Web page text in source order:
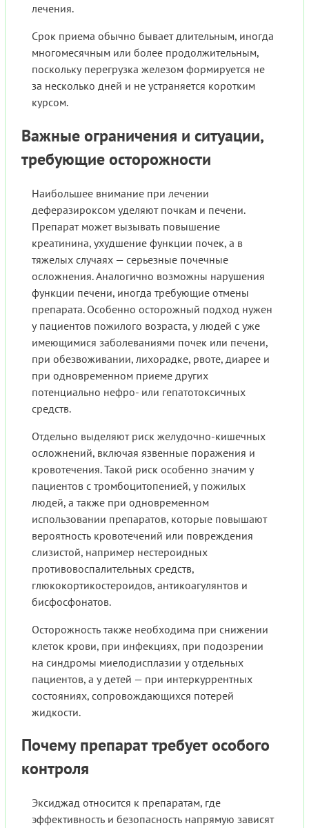
лечения.
Срок приема обычно бывает длительным, иногда
многомесячным или более продолжительным,
поскольку перегрузка железом формируется не
за несколько дней и не устраняется коротким
курсом.
Важные ограничения и ситуации,
требующие осторожности
Наибольшее внимание при лечении
деферазироксом уделяют почкам и печени.
Препарат может вызывать повышение
креатинина, ухудшение функции почек, а в
тяжелых случаях — серьезные почечные
осложнения. Аналогично возможны нарушения
функции печени, иногда требующие отмены
препарата. Особенно осторожный подход нужен
у пациентов пожилого возраста, у людей с уже
имеющимися заболеваниями почек или печени,
при обезвоживании, лихорадке, рвоте, диарее и
при одновременном приеме других
потенциально нефро- или гепатотоксичных
средств.
Отдельно выделяют риск желудочно-кишечных
осложнений, включая язвенные поражения и
кровотечения. Такой риск особенно значим у
пациентов с тромбоцитопенией, у пожилых
людей, а также при одновременном
использовании препаратов, которые повышают
вероятность кровотечений или повреждения
слизистой, например нестероидных
противовоспалительных средств,
глюкокортикостероидов, антикоагулянтов и
бисфосфонатов.
Осторожность также необходима при снижении
клеток крови, при инфекциях, при подозрении
на синдромы миелодисплазии у отдельных
пациентов, а у детей — при интеркуррентных
состояниях, сопровождающихся потерей
жидкости.
Почему препарат требует особого
контроля
Эксиджад относится к препаратам, где
эффективность и безопасность напрямую зависят